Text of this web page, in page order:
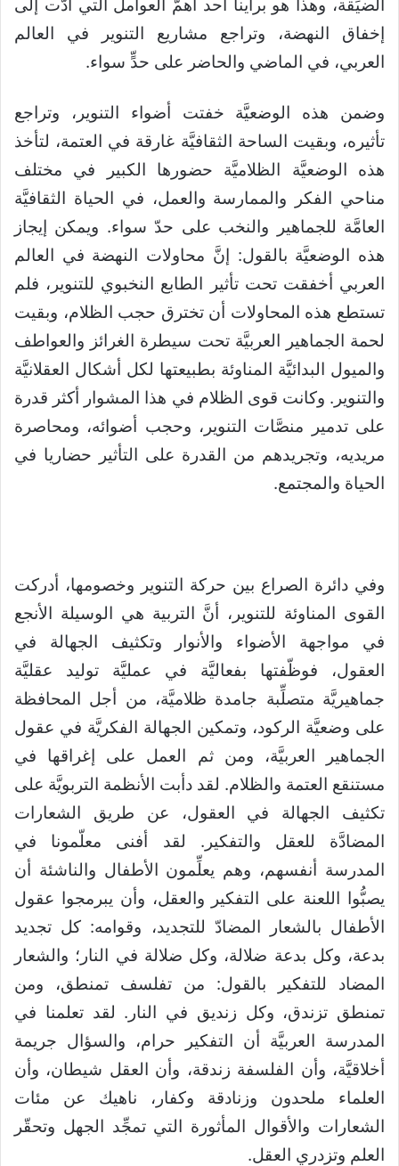
الضيِّقة، وهذا هو برأينا أحد أهمّ العوامل التي أدَّت إلى
إخفاق النهضة، وتراجع مشاريع التنوير في العالم
العربي، في الماضي والحاضر على حدٍّ سواء.
وضمن هذه الوضعيَّة خفتت أضواء التنوير، وتراجع
تأثيره، وبقيت الساحة الثقافيَّة غارقة في العتمة، لتأخذ
هذه الوضعيَّة الظلاميَّة حضورها الكبير في مختلف
مناحي الفكر والممارسة والعمل، في الحياة الثقافيَّة
العامَّة للجماهير والنخب على حدّ سواء. ويمكن إيجاز
هذه الوضعيَّة بالقول: إنَّ محاولات النهضة في العالم
العربي أخفقت تحت تأثير الطابع النخبوي للتنوير، فلم
تستطع هذه المحاولات أن تخترق حجب الظلام، وبقيت
لحمة الجماهير العربيَّة تحت سيطرة الغرائز والعواطف
والميول البدائيَّة المناوئة بطبيعتها لكل أشكال العقلانيَّة
والتنوير. وكانت قوى الظلام في هذا المشوار أكثر قدرة
على تدمير منصَّات التنوير، وحجب أضوائه، ومحاصرة
مريديه، وتجريدهم من القدرة على التأثير حضاريا في
الحياة والمجتمع.
وفي دائرة الصراع بين حركة التنوير وخصومها، أدركت
القوى المناوئة للتنوير، أنَّ التربية هي الوسيلة الأنجع
في مواجهة الأضواء والأنوار وتكثيف الجهالة في
العقول، فوظّفتها بفعاليَّة في عمليَّة توليد عقليَّة
جماهيريَّة متصلِّبة جامدة ظلاميَّة، من أجل المحافظة
على وضعيَّة الركود، وتمكين الجهالة الفكريَّة في عقول
الجماهير العربيَّة، ومن ثم العمل على إغراقها في
مستنقع العتمة والظلام. لقد دأبت الأنظمة التربويَّة على
تكثيف الجهالة في العقول، عن طريق الشعارات
المضادَّة للعقل والتفكير. لقد أفنى معلّمونا في
المدرسة أنفسهم، وهم يعلِّمون الأطفال والناشئة أن
يصبُّوا اللعنة على التفكير والعقل، وأن يبرمجوا عقول
الأطفال بالشعار المضادّ للتجديد، وقوامه: كل تجديد
بدعة، وكل بدعة ضلالة، وكل ضلالة في النار؛ والشعار
المضاد للتفكير بالقول: من تفلسف تمنطق، ومن
تمنطق تزندق، وكل زنديق في النار. لقد تعلمنا في
المدرسة العربيَّة أن التفكير حرام، والسؤال جريمة
أخلاقيَّة، وأن الفلسفة زندقة، وأن العقل شيطان، وأن
العلماء ملحدون وزنادقة وكفار، ناهيك عن مئات
الشعارات والأقوال المأثورة التي تمجِّد الجهل وتحقّر
العلم وتزدري العقل.